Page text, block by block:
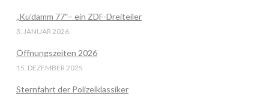
„Ku’damm 77″– ein ZDF-Dreiteiler
3. JANUAR 2026
Öffnungszeiten 2026
15. DEZEMBER 2025
Sternfahrt der Polizeiklassiker